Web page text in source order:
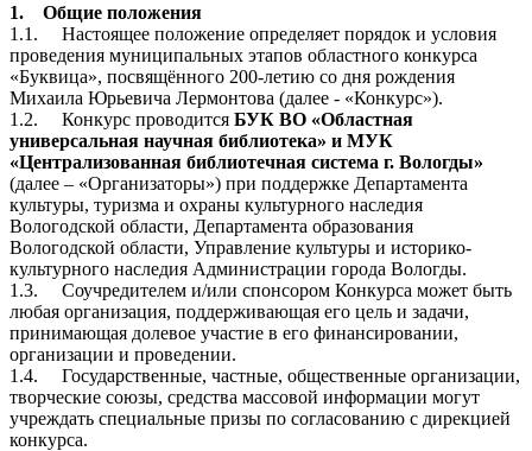
1. Общие положения
1.1. Настоящее положение определяет порядок и условия
проведения муниципальных этапов областного конкурса
«Буквица», посвящённого 200-летию со дня рождения
Михаила Юрьевича Лермонтова (далее - «Конкурс»).
1.2. Конкурс проводится БУК ВО «Областная
универсальная научная библиотека» и МУК
«Централизованная библиотечная система г. Вологды»
(далее – «Организаторы») при поддержке Департамента
культуры, туризма и охраны культурного наследия
Вологодской области, Департамента образования
Вологодской области, Управление культуры и историко-
культурного наследия Администрации города Вологды.
1.3. Соучредителем и/или спонсором Конкурса может быть
любая организация, поддерживающая его цель и задачи,
принимающая долевое участие в его финансировании,
организации и проведении.
1.4. Государственные, частные, общественные организации,
творческие союзы, средства массовой информации могут
учреждать специальные призы по согласованию с дирекцией
конкурса.